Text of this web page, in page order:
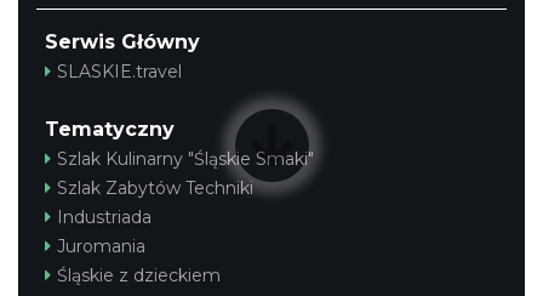
Serwis Główny
SLASKIE.travel
Tematyczny
Szlak Kulinarny "Śląskie Smaki"
Szlak Zabytów Techniki
Industriada
Juromania
Śląskie z dzieckiem